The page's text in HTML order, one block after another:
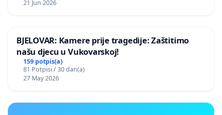
21 Jun 2026
BJELOVAR: Kamere prije tragedije: Zaštitimo
našu djecu u Vukovarskoj!
159 potpis(a)
81 Potpisi / 30 dan(a)
27 May 2026